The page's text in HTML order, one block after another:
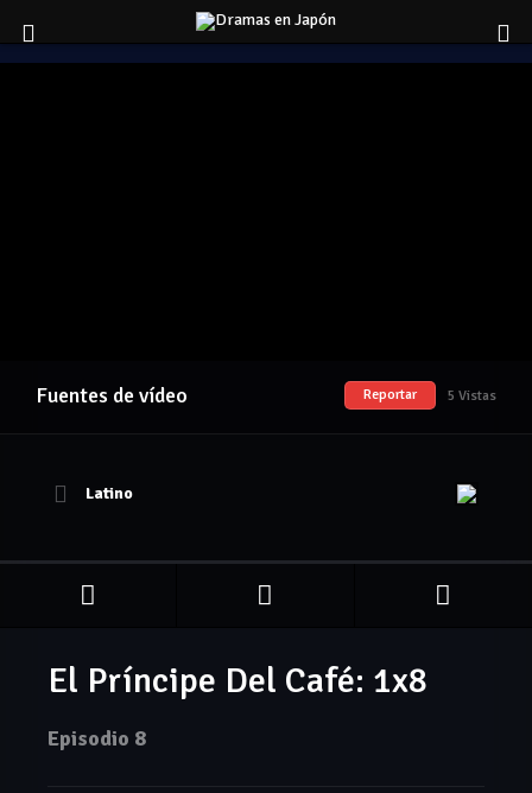
Fuentes de vídeo 5 Vistas
Reportar
Latino
El Príncipe Del Café: 1x8
Episodio 8